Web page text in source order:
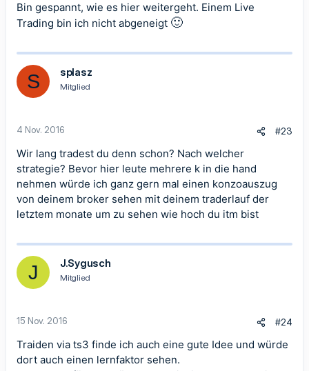
Bin gespannt, wie es hier weitergeht. Einem Live
Trading bin ich nicht abgeneigt 🙂
S splasz
Mitglied
4 Nov. 2016 #23
Wir lang tradest du denn schon? Nach welcher
strategie? Bevor hier leute mehrere k in die hand
nehmen würde ich ganz gern mal einen konzoauszug
von deinem broker sehen mit deinem traderlauf der
letztem monate um zu sehen wie hoch du itm bist
J J.Sygusch
Mitglied
15 Nov. 2016 #24
Traiden via ts3 finde ich auch eine gute Idee und würde
dort auch einen lernfaktor sehen.